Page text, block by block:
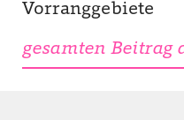
Vorranggebiete
gesamten Beitrag